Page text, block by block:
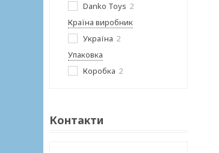
Danko Toys 2
Країна виробник
Україна 2
Упаковка
Коробка 2
Контакти